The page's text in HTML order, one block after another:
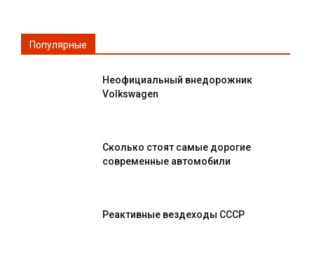
Популярные
Неофициальный внедорожник
Volkswagen
Сколько стоят самые дорогие
современные автомобили
Реактивные вездеходы СССР